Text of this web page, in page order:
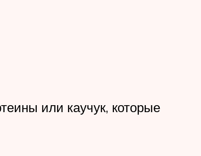
или каучук, которые